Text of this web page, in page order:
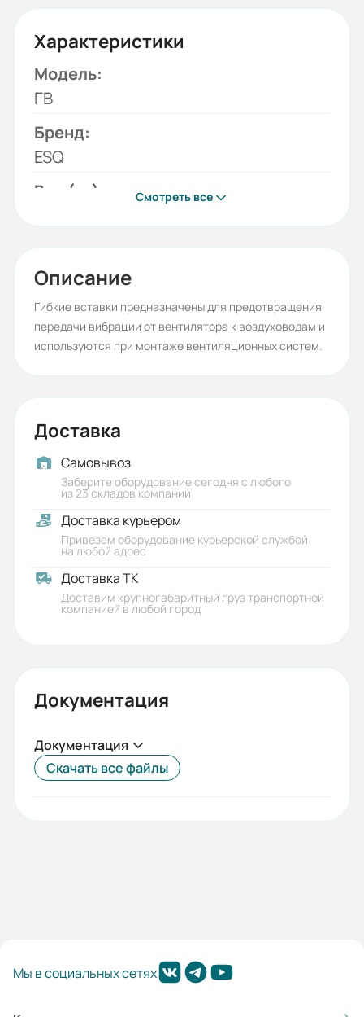
Характеристики
Модель:
ГВ
Бренд:
ESQ
Вес (кг):
0.14x0.18x0.14
Смотреть все
Описание
Гибкие вставки предназначены для предотвращения
передачи вибрации от вентилятора к воздуховодам и
используются при монтаже вентиляционных систем.
Доставка
Самовывоз
Заберите оборудование сегодня с любого
из 23 складов компании
Доставка курьером
Привезем оборудование курьерской службой
на любой адрес
Доставка ТК
Доставим крупногабаритный груз транспортной
компанией в любой город
Документация
Документация
Скачать все файлы
Мы в социальных сетях